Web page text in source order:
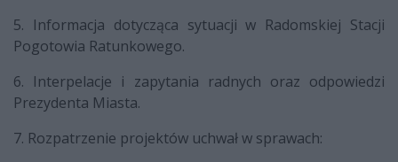
5. Informacja dotycząca sytuacji w Radomskiej Stacji
Pogotowia Ratunkowego.
6. Interpelacje i zapytania radnych oraz odpowiedzi
Prezydenta Miasta.
7. Rozpatrzenie projektów uchwał w sprawach: